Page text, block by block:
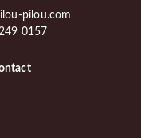
pilou.com
0157